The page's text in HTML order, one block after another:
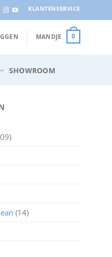
KLANTENSERVICE
MANDJE 0
SHOWROOM
(14)